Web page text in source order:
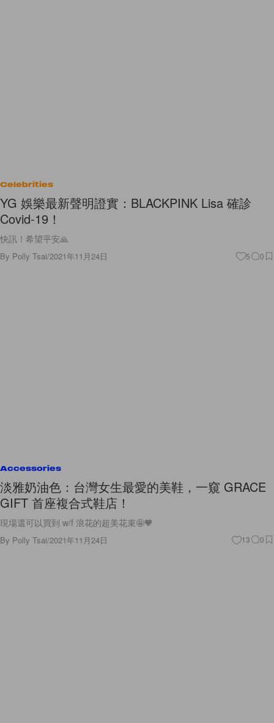
Celebrities
YG 娛樂最新聲明證實：BLACKPINK Lisa 確診
Covid-19！
快訊！希望平安🙏
By Polly Tsai/2021年11月24日 5 0
Accessories
淡雅奶油色：台灣女生最愛的美鞋，一窺 GRACE
GIFT 首座複合式鞋店！
現場還可以買到 w/f 浪花的超美花束🤩🧡
By Polly Tsai/2021年11月24日 13 0